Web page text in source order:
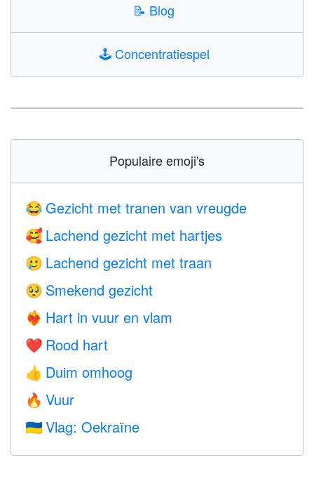
📝 Blog
🕹️Concentratiespel
Populaire emoji's
😂 Gezicht met tranen van vreugde
🥰 Lachend gezicht met hartjes
🥲 Lachend gezicht met traan
🥺 Smekend gezicht
❤️‍🔥 Hart in vuur en vlam
❤️ Rood hart
👍 Duim omhoog
🔥 Vuur
🇺🇦 Vlag: Oekraïne